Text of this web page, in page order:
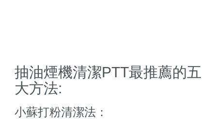
抽油煙機清潔PTT最推薦的五
大方法:
小蘇打粉清潔法：